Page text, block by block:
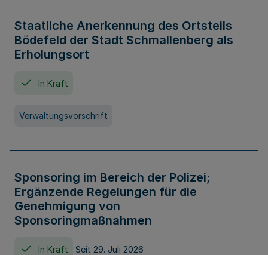
Staatliche Anerkennung des Ortsteils
Bödefeld der Stadt Schmallenberg als
Erholungsort
In Kraft
Verwaltungsvorschrift
Sponsoring im Bereich der Polizei;
Ergänzende Regelungen für die
Genehmigung von
Sponsoringmaßnahmen
In Kraft Seit 29. Juli 2026